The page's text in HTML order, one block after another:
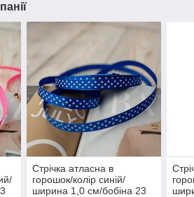
Стрічка атласна в
горошок/колір синій/
ширина 1,0 см/бобіна 23